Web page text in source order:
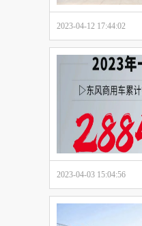
2023-04-12 17:44:02
2023-04-03 15:04:56